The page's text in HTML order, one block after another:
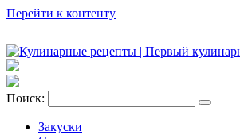
Перейти к контенту
Поиск:
Закуски